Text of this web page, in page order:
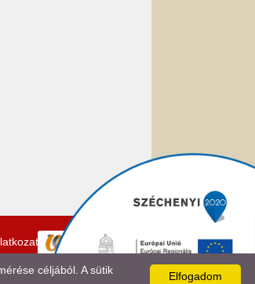
Elfogadom
céljából. A sütik